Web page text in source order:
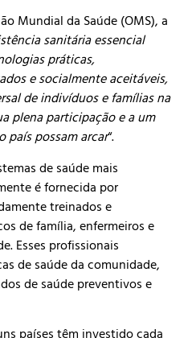
Mundial da Saúde (OMS), a
sanitária essencial
práticas,
e socialmente aceitáveis,
de indivíduos e famílias na
plena participação e a um
país possam arcar“.
de saúde mais
é fornecida por
treinados e
de família, enfermeiros e
Esses profissionais
de saúde da comunidade,
de saúde preventivos e
países têm investido cada